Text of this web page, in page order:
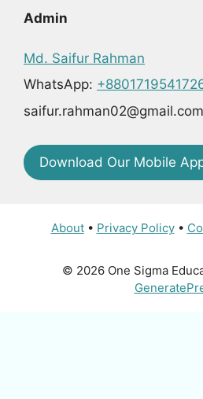
Admin
Md. Saifur Rahman
WhatsApp:
saifur.rahman02@gmail.com
Download Our Mobile
About• Privacy Policy•
© 2026 One Sigma